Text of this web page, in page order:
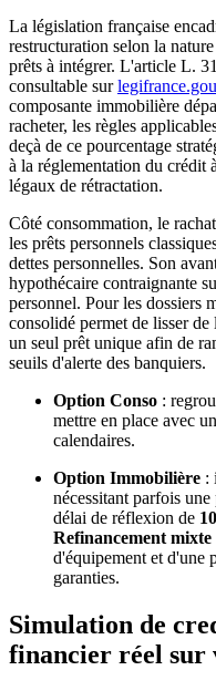
La législation française
restructuration selon la
prêts à intégrer. L'article L.
consultable sur
composante immobilière
racheter, les règles
deçà de ce pourcentage
à la réglementation du crédit
légaux de rétractation.
Côté consommation, le
les prêts personnels
dettes personnelles. Son
hypothécaire contraignante
personnel. Pour les dossiers
consolidé permet de lisser
un seul prêt unique afin de
seuils d'alerte des banquiers.
Option Conso :
mettre en place avec
calendaires.
Option Immobilière :
nécessitant parfois
délai de réflexion de
Refinancement mixte
d'équipement et d'une
garanties.
Simulation de
financier réel sur